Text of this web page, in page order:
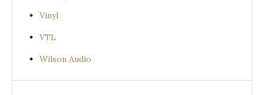
Vinyl
VTL
Wilson Audio